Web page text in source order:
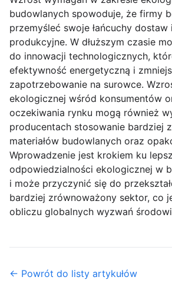
budowlanych spowoduje, że firmy
przemyśleć swoje łańcuchy
produkcyjne. W dłuższym czasie
do innowacji technologicznych,
efektywność energetyczną i
zapotrzebowanie na surowce.
ekologicznej wśród konsumentów
oczekiwania rynku mogą również
producentach stosowanie bardziej
materiałów budowlanych oraz
Wprowadzenie jest krokiem ku
odpowiedzialności ekologicznej w
i może przyczynić się do
bardziej zrównoważony sektor, co
obliczu globalnych wyzwań
← Powrót do listy artykułów